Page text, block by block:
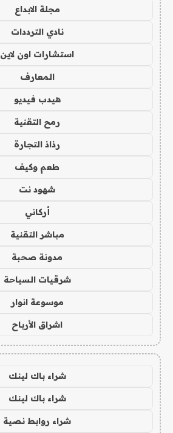
مجلة الابداع
نادي الترددات
استشارات اون لاين
المعارف
هيدب فيديو
رمح التقنية
رذاذ التجارة
طعم وكيف
شهود نت
أركاني
مباشر التقنية
مدونة صحبة
شرقيات السياحة
موسوعة انوار
اشراق الأرباح
شراء باك لينك
شراء باك لينك
شراء روابط نصية